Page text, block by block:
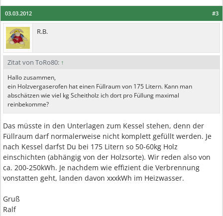
#3
03.03.2012
R.B.
Zitat von ToRo80: ↑
Hallo zusammen,
ein Holzvergaserofen hat einen Füllraum von 175 Litern. Kann man
abschätzen wie viel kg Scheitholz ich dort pro Füllung maximal
reinbekomme?
Das müsste in den Unterlagen zum Kessel stehen, denn der
Füllraum darf normalerweise nicht komplett gefüllt werden. Je
nach Kessel darfst Du bei 175 Litern so 50-60kg Holz
einschichten (abhängig von der Holzsorte). Wir reden also von
ca. 200-250kWh. Je nachdem wie effizient die Verbrennung
vonstatten geht, landen davon xxxkWh im Heizwasser.
Gruß
Ralf